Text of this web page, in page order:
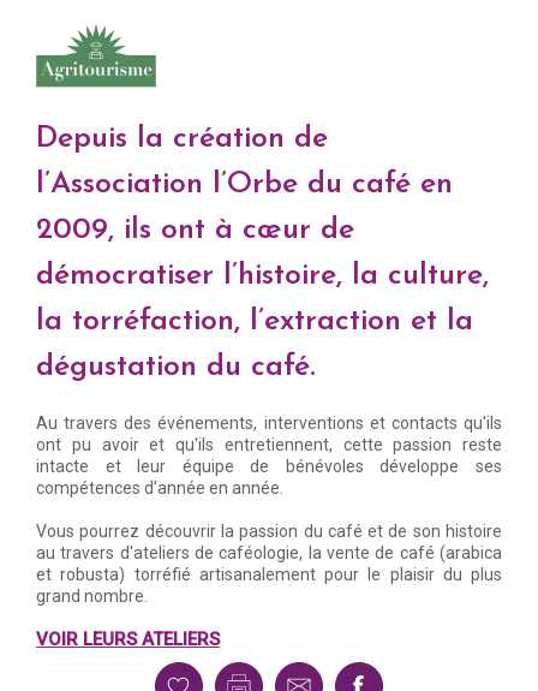
Depuis la création de
l’Association l’Orbe du café en
2009, ils ont à cœur de
démocratiser l’histoire, la culture,
la torréfaction, l’extraction et la
dégustation du café.
Au travers des événements, interventions et contacts qu'ils
ont pu avoir et qu'ils entretiennent, cette passion reste
intacte et leur équipe de bénévoles développe ses
compétences d’année en année.
Vous pourrez découvrir la passion du café et de son histoire
au travers d'ateliers de caféologie, la vente de café (arabica
et robusta) torréfié artisanalement pour le plaisir du plus
grand nombre.
VOIR LEURS ATELIERS